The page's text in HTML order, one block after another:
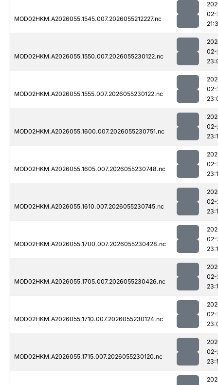
MOD02HKM.A2026055.1545.007.2026055212227.nc
02-
MOD02HKM.A2026055.1550.007.2026055230122.nc
02-
MOD02HKM.A2026055.1555.007.2026055230122.nc
02-
MOD02HKM.A2026055.1600.007.2026055230751.nc
02-
MOD02HKM.A2026055.1605.007.2026055230748.nc
02-
MOD02HKM.A2026055.1610.007.2026055230745.nc
02-
MOD02HKM.A2026055.1700.007.2026055230428.nc
02-
MOD02HKM.A2026055.1705.007.2026055230426.nc
02-
MOD02HKM.A2026055.1710.007.2026055230124.nc
02-
MOD02HKM.A2026055.1715.007.2026055230120.nc
02-